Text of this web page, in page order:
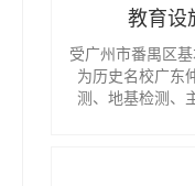
教育设
受广州市番禺区
为历史名校广东
测、地基检测、